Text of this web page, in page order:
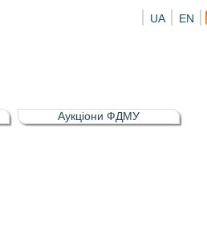
EN
UA
відсоткова електронна іменна (ISIN
електронна іменна (ISIN
Аукціони ФДМУ